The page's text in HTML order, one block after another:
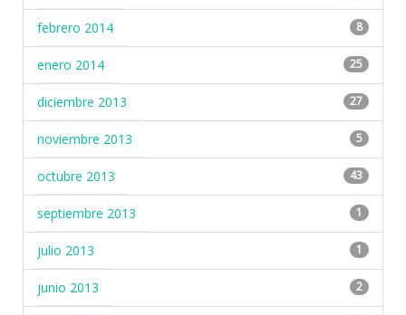
febrero 2014 8
enero 2014 25
diciembre 2013 27
noviembre 2013 5
octubre 2013 43
septiembre 2013 1
julio 2013 1
junio 2013 2